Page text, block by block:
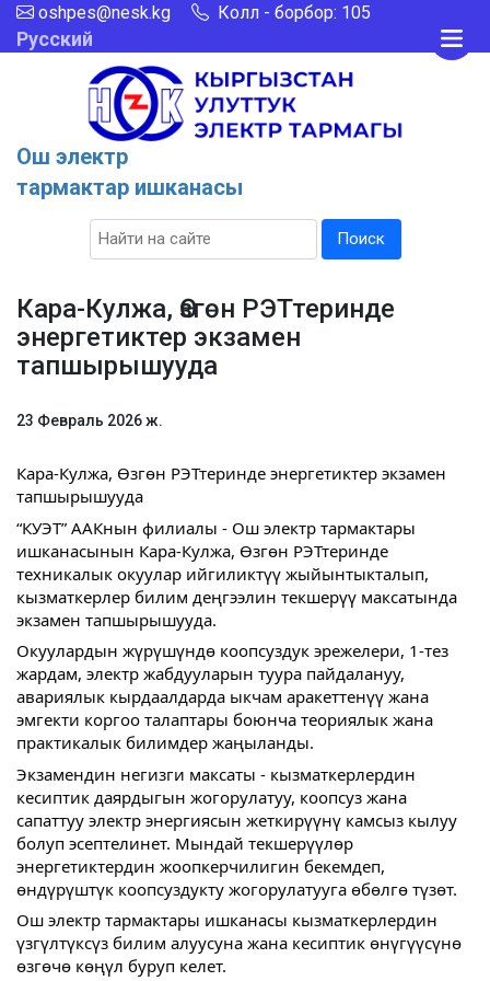
oshpes@nesk.kg Колл - борбор: 105
Русский
Ош электр
тармактар ишканасы
Поиск
Кара-Кулжа, Өзгөн РЭТтеринде
энергетиктер экзамен
тапшырышууда
23 Февраль 2026 ж.
Кара-Кулжа, Өзгөн РЭТтеринде энергетиктер экзамен
тапшырышууда
“КУЭТ” ААКнын филиалы - Ош электр тармактары
ишканасынын Кара-Кулжа, Өзгөн РЭТтеринде
техникалык окуулар ийгиликтүү жыйынтыкталып,
кызматкерлер билим деңгээлин текшерүү максатында
экзамен тапшырышууда.
Окуулардын жүрүшүндө коопсуздук эрежелери, 1-тез
жардам, электр жабдууларын туура пайдалануу,
авариялык кырдаалдарда ыкчам аракеттенүү жана
эмгекти коргоо талаптары боюнча теориялык жана
практикалык билимдер жаңыланды.
Экзамендин негизги максаты - кызматкерлердин
кесиптик даярдыгын жогорулатуу, коопсуз жана
сапаттуу электр энергиясын жеткирүүнү камсыз кылуу
болуп эсептелинет. Мындай текшерүүлөр
энергетиктердин жоопкерчилигин бекемдеп,
өндүрүштүк коопсуздукту жогорулатууга өбөлгө түзөт.
Ош электр тармактары ишканасы кызматкерлердин
үзгүлтүксүз билим алуусуна жана кесиптик өнүгүүсүнө
өзгөчө көңүл буруп келет.